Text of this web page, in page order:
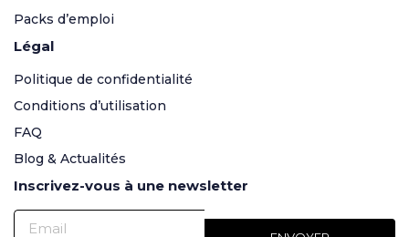
Packs d’emploi
Légal
Politique de confidentialité
Conditions d’utilisation
FAQ
Blog & Actualités
Inscrivez-vous à une newsletter